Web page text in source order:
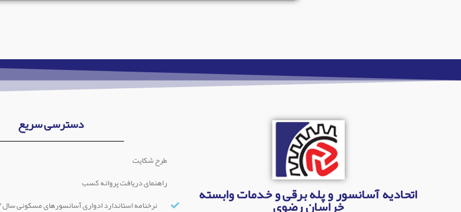
اتحادیه آسانسور و پله برقی و خدمات وابسته
خراسان رضوی
دسترسی سریع
طرح شکایت
راهنمای دریافت پروانه کسب
نرخنامه استاندارد ادواری آسانسورهای مسکونی سال ۱۴۰۳